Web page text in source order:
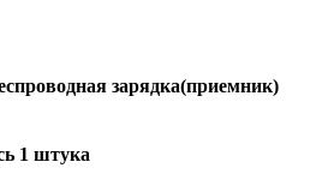
зарядка(приемник)
1 штука